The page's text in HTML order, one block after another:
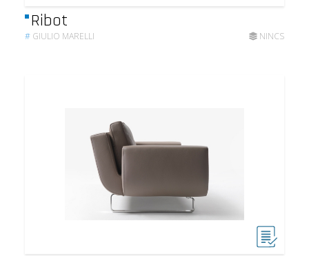
Ribot
# GIULIO MARELLI NINCS